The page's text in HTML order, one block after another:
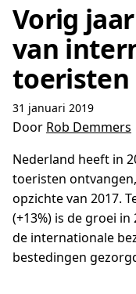
Vorig
van
toeristen
31 januari 2019
Door Rob Demmers
Nederland heeft in
toeristen
opzichte van 2017.
(+13%) is de groei
de internationale
bestedingen